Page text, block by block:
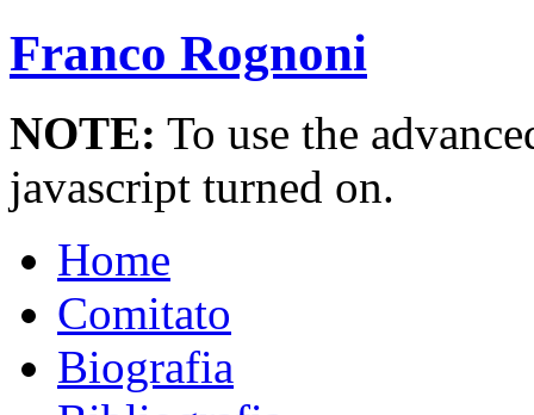
Franco Rognoni
NOTE: To use the
javascript turned on.
Home
Comitato
Biografia